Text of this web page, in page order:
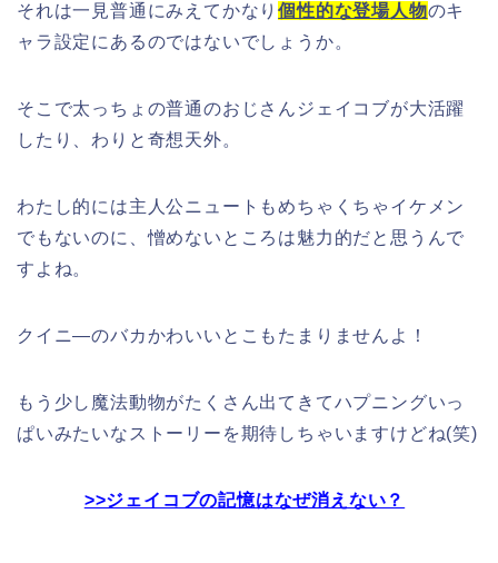
それは一見普通にみえてかなり個性的な登場人物のキ
ャラ設定にあるのではないでしょうか。
そこで太っちょの普通のおじさんジェイコブが大活躍
したり、わりと奇想天外。
わたし的には主人公ニュートもめちゃくちゃイケメン
でもないのに、憎めないところは魅力的だと思うんで
すよね。
クイニ―のバカかわいいとこもたまりませんよ！
もう少し魔法動物がたくさん出てきてハプニングいっ
ぱいみたいなストーリーを期待しちゃいますけどね(笑)
>>ジェイコブの記憶はなぜ消えない？